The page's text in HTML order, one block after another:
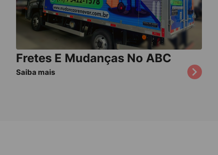
Fretes E Mudanças No ABC
Saiba mais